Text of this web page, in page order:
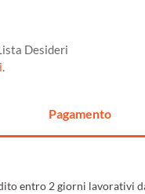
Desideri
.
Pagamento
entro 2 giorni lavorativi